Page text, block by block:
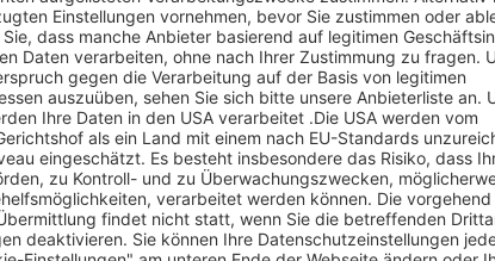
dann kontaktieren Sie diesen bevor Sie für das
2 Wochen nach Kauf mit dem Verkäufer in